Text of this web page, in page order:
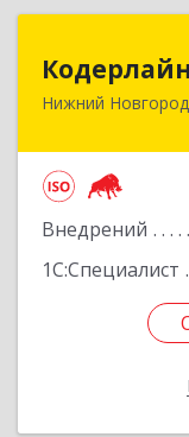
Нижний Новгород
Внедрений
1С:Специалист
603011,